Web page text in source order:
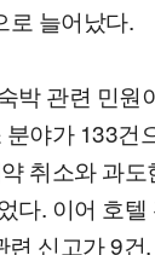
로 늘어났다.
박 관련 민원
야가 133건
취소와 과
다. 이어 호
련 신고가 9건